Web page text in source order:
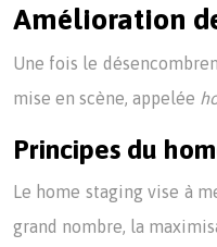
Amélioration
Une fois le
mise en scène, appelée
Principes du
Le home staging vise à
grand nombre, la